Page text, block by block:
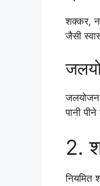
शक्कर,
जैसी
जलयोजन
पानी
2.
नियमित